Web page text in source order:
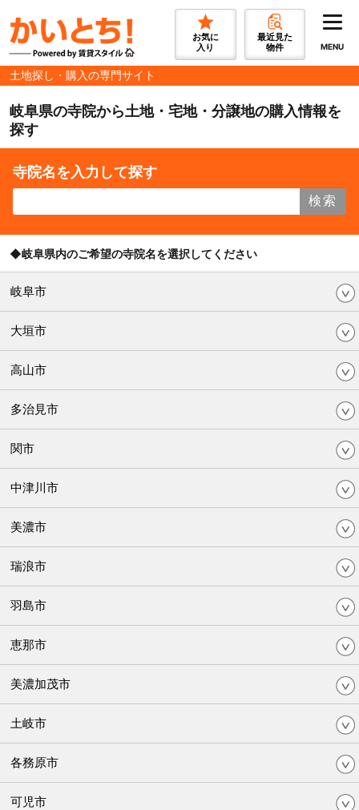
お気に
入り
最近見た
物件
MENU
土地探し・購入の専門サイト
岐阜県の寺院から土地・宅地・分譲地の購入情報を
探す
寺院名を入力して探す
検索
◆岐阜県内のご希望の寺院名を選択してください
岐阜市
大垣市
高山市
多治見市
関市
中津川市
美濃市
瑞浪市
羽島市
恵那市
美濃加茂市
土岐市
各務原市
可児市